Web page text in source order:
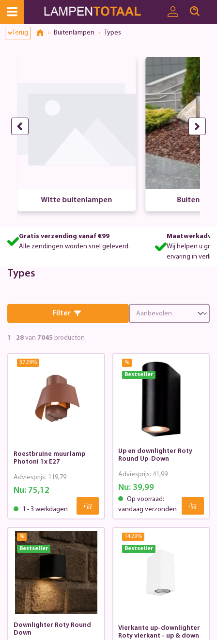
Terug Buitenlampen Types
Witte buitenlampen Buitenlamp
Gratis verzending vanaf €99
Alle zendingen worden snel geleverd.
Wij helpen u
ervaring in
Types
Filter
1 - 28 van 7045 producten
37.29%
Roestbruine muurlamp
Photoni 1x E27
Nu:75,12
Adviesprijs: 119,79
1 - 3 werkdagen
%
Bestseller
Up en downlighter Roty
Round Up-Down
Nu: 39,99
Adviesprijs: 41,99
Op voorraad:
vandaag verzonden
%
Bestseller
Downlighter Roty Round
Down
14.29%
Bestseller
Vierkante up-downlighter
Roty vierkant - up & down